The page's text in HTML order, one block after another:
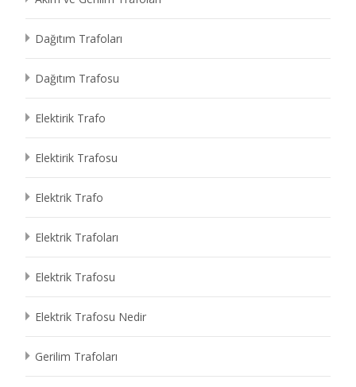
Dağıtım Trafoları
Dağıtım Trafosu
Elektirik Trafo
Elektirik Trafosu
Elektrik Trafo
Elektrik Trafoları
Elektrik Trafosu
Elektrik Trafosu Nedir
Gerilim Trafoları